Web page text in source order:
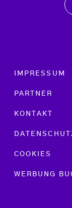
Footer menu
IMPRESSUM
PARTNER
KONTAKT
COOKIES
WERBUNG